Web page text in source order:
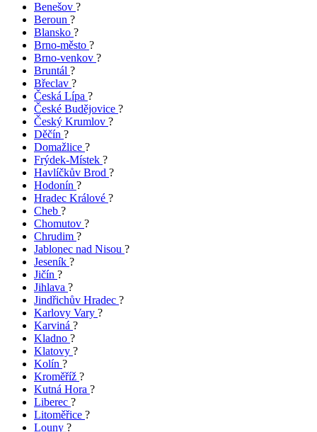
Benešov ?
Beroun ?
Blansko ?
Brno-město ?
Brno-venkov ?
Bruntál ?
Břeclav ?
Česká Lípa ?
České Budějovice ?
Český Krumlov ?
Děčín ?
Domažlice ?
Frýdek-Místek ?
Havlíčkův Brod ?
Hodonín ?
Hradec Králové ?
Cheb ?
Chomutov ?
Chrudim ?
Jablonec nad Nisou ?
Jeseník ?
Jičín ?
Jihlava ?
Jindřichův Hradec ?
Karlovy Vary ?
Karviná ?
Kladno ?
Klatovy ?
Kolín ?
Kroměříž ?
Kutná Hora ?
Liberec ?
Litoměřice ?
Louny ?